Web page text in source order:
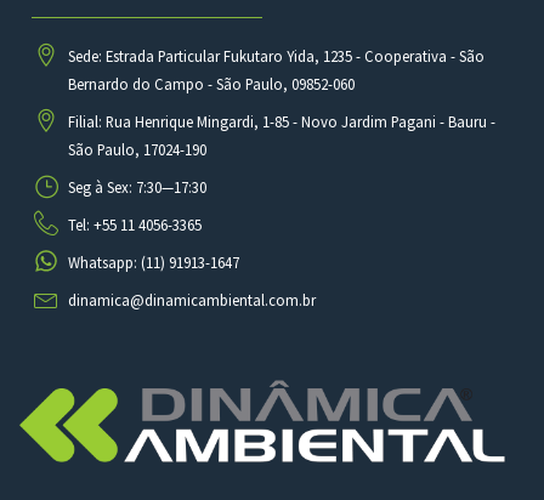
Sede: Estrada Particular Fukutaro Yida, 1235 - Cooperativa - São
Bernardo do Campo - São Paulo, 09852-060
Filial: Rua Henrique Mingardi, 1-85 - Novo Jardim Pagani - Bauru -
São Paulo, 17024-190
Seg à Sex: 7:30—17:30
Tel: +55 11 4056-3365
Whatsapp: (11) 91913-1647
dinamica@dinamicambiental.com.br